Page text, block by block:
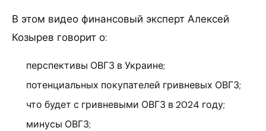
В этом видео финансовый эксперт Алексей
Козырев говорит о:
перспективы ОВГЗ в Украине;
потенциальных покупателей гривневых ОВГЗ;
что будет с гривневыми ОВГЗ в 2024 году;
минусы ОВГЗ;